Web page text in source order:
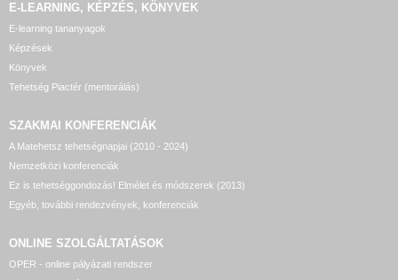
E-LEARNING, KÉPZÉS, KÖNYVEK
E-learning tananyagok
Képzések
Könyvek
Tehetség Piactér (mentorálás)
SZAKMAI KONFERENCIÁK
A Matehetsz tehetségnapjai (2010 - 2024)
Nemzetközi konferenciák
Ez is tehetséggondozás! Elmélet és módszerek (2013)
Egyéb, további rendezvények, konferenciák
ONLINE SZOLGÁLTATÁSOK
OPER - online pályázati rendszer